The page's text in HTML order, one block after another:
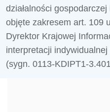
działalności
objęte zakresem art. 109
Dyrektor Krajowej
interpretacji
(sygn. 0113-KDIPT1-